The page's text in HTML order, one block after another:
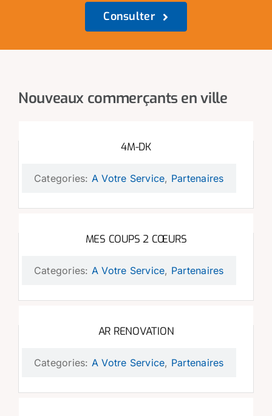
Consulter
Nouveaux commerçants en ville
4M-DK
Categories: A Votre Service, Partenaires
MES COUPS 2 CŒURS
Categories: A Votre Service, Partenaires
AR RENOVATION
Categories: A Votre Service, Partenaires